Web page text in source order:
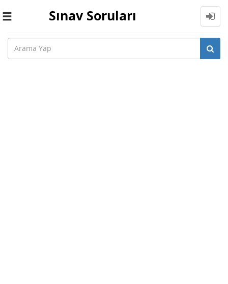
Toggle
Sınav Soruları